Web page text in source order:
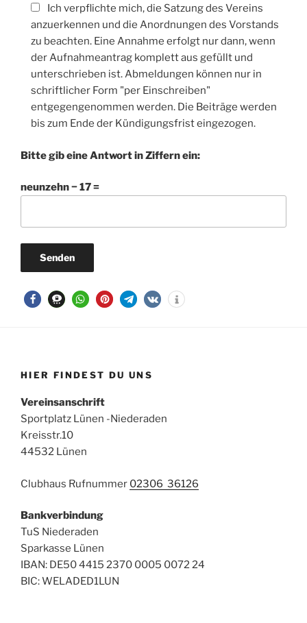
Ich verpflichte mich, die Satzung des Vereins
anzuerkennen und die Anordnungen des Vorstands
zu beachten. Eine Annahme erfolgt nur dann, wenn
der Aufnahmeantrag komplett aus gefüllt und
unterschrieben ist. Abmeldungen können nur in
schriftlicher Form "per Einschreiben"
entgegengenommen werden. Die Beiträge werden
bis zum Ende der Kündigungsfrist eingezogen.
Bitte gib eine Antwort in Ziffern ein:
neunzehn − 17 =
HIER FINDEST DU UNS
Vereinsanschrift
Sportplatz Lünen -Niederaden
Kreisstr.10
44532 Lünen
Clubhaus Rufnummer 02306 36126
Bankverbindung
TuS Niederaden
Sparkasse Lünen
IBAN: DE50 4415 2370 0005 0072 24
BIC: WELADED1LUN